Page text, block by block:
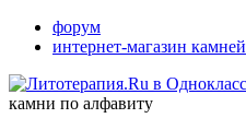
форум
интернет-магазин камней
камни по алфавиту